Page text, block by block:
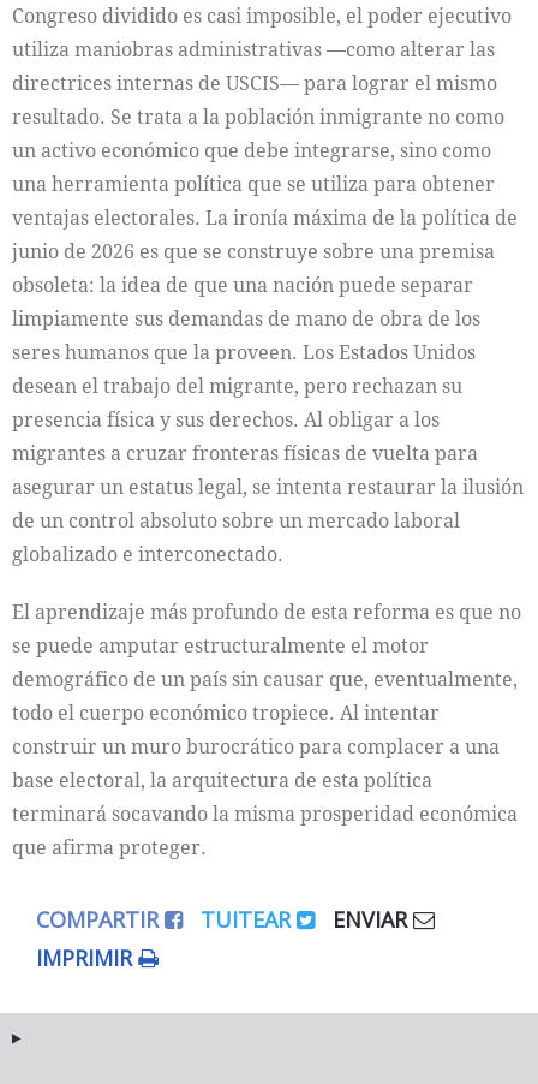
Congreso dividido es casi imposible, el poder ejecutivo
utiliza maniobras administrativas —como alterar las
directrices internas de USCIS— para lograr el mismo
resultado. Se trata a la población inmigrante no como
un activo económico que debe integrarse, sino como
una herramienta política que se utiliza para obtener
ventajas electorales. La ironía máxima de la política de
junio de 2026 es que se construye sobre una premisa
obsoleta: la idea de que una nación puede separar
limpiamente sus demandas de mano de obra de los
seres humanos que la proveen. Los Estados Unidos
desean el trabajo del migrante, pero rechazan su
presencia física y sus derechos. Al obligar a los
migrantes a cruzar fronteras físicas de vuelta para
asegurar un estatus legal, se intenta restaurar la ilusión
de un control absoluto sobre un mercado laboral
globalizado e interconectado.
El aprendizaje más profundo de esta reforma es que no
se puede amputar estructuralmente el motor
demográfico de un país sin causar que, eventualmente,
todo el cuerpo económico tropiece. Al intentar
construir un muro burocrático para complacer a una
base electoral, la arquitectura de esta política
terminará socavando la misma prosperidad económica
que afirma proteger.
COMPARTIR TUITEAR
ENVIAR
IMPRIMIR